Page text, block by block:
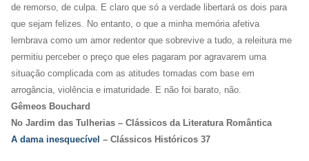
de remorso, de culpa. E claro que só a verdade libertará os dois para
que sejam felizes. No entanto, o que a minha memória afetiva
lembrava como um amor redentor que sobrevive a tudo, a releitura me
permitiu perceber o preço que eles pagaram por agravarem uma
situação complicada com as atitudes tomadas com base em
arrogância, violência e imaturidade. E não foi barato, não.
Gêmeos Bouchard
No Jardim das Tulherias – Clássicos da Literatura Romântica
A dama inesquecível – Clássicos Históricos 37